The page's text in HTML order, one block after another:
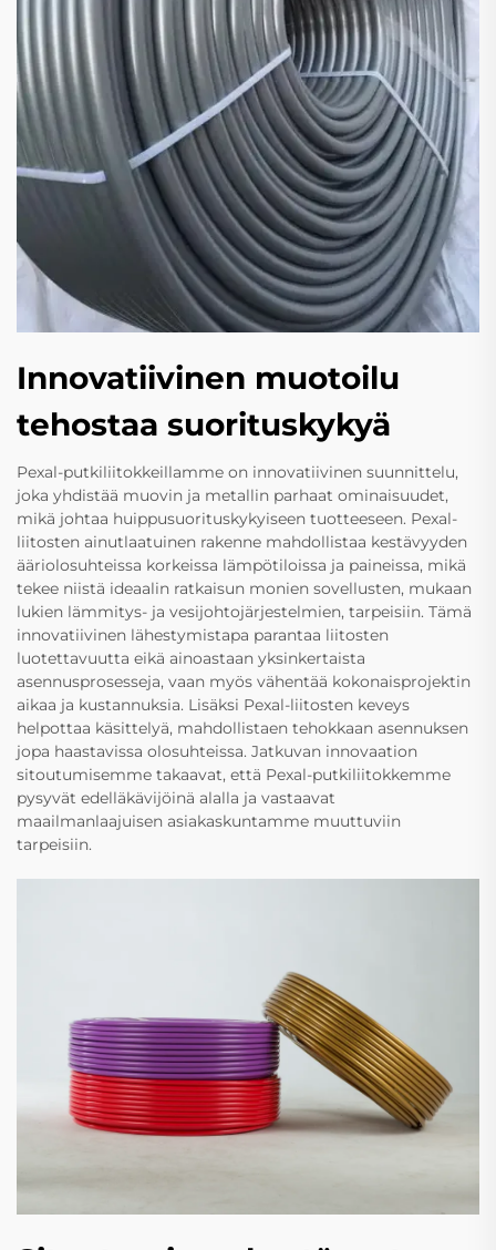
Innovatiivinen muotoilu
tehostaa suorituskykyä
Pexal-putkiliitokkeillamme on innovatiivinen suunnittelu,
joka yhdistää muovin ja metallin parhaat ominaisuudet,
mikä johtaa huippusuorituskykyiseen tuotteeseen. Pexal-
liitosten ainutlaatuinen rakenne mahdollistaa kestävyyden
ääriolosuhteissa korkeissa lämpötiloissa ja paineissa, mikä
tekee niistä ideaalin ratkaisun monien sovellusten, mukaan
lukien lämmitys- ja vesijohtojärjestelmien, tarpeisiin. Tämä
innovatiivinen lähestymistapa parantaa liitosten
luotettavuutta eikä ainoastaan yksinkertaista
asennusprosesseja, vaan myös vähentää kokonaisprojektin
aikaa ja kustannuksia. Lisäksi Pexal-liitosten keveys
helpottaa käsittelyä, mahdollistaen tehokkaan asennuksen
jopa haastavissa olosuhteissa. Jatkuvan innovaation
sitoutumisemme takaavat, että Pexal-putkiliitokkemme
pysyvät edelläkävijöinä alalla ja vastaavat
maailmanlaajuisen asiakaskuntamme muuttuviin
tarpeisiin.